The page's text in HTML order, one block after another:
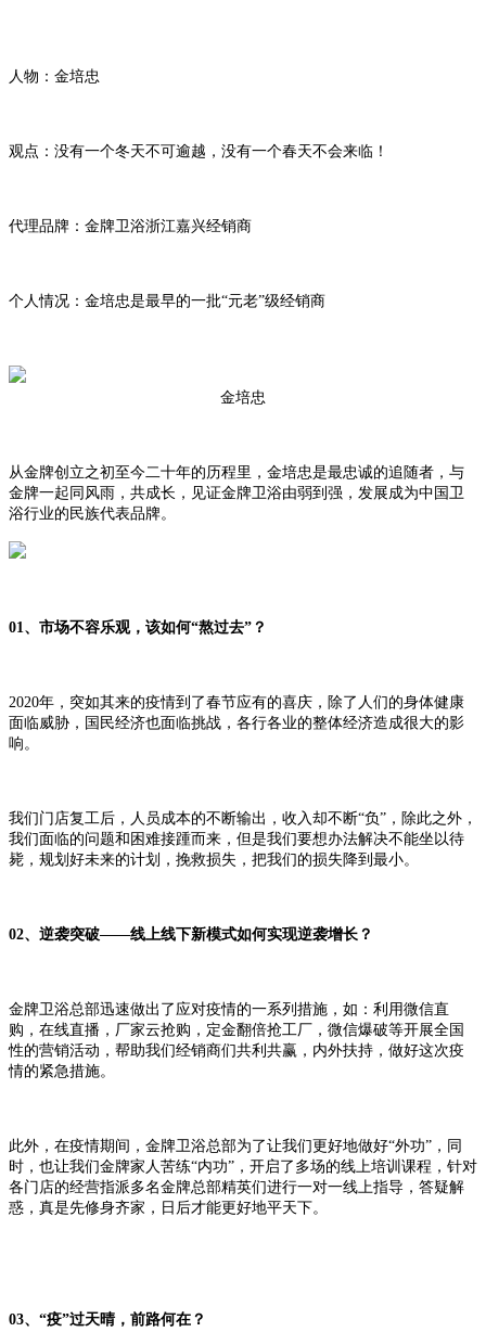
人物 ：金培忠
观点：没有一个冬天不可逾越，没有一个春天不会来临！
代理品牌：金牌卫浴浙江嘉兴经销商
个人情况：金培忠是最早的一批“元老”级经销商
金培忠
从金牌创立之初至今二十年的历程里，金培忠是最忠诚的追随者，与
金牌一起同风雨，共成长，见证金牌卫浴由弱到强，发展成为中国卫
浴行业的民族代表品牌。
01、市场不容乐观，该如何“熬过去”？
2020年，突如其来的疫情到了春节应有的喜庆，除了人们的身体健康
面临威胁，国民经济也面临挑战，各行各业的整体经济造成很大的影
响。
我们门店复工后，人员成本的不断输出，收入却不断“负”，除此之外，
我们面临的问题和困难接踵而来，但是我们要想办法解决不能坐以待
毙，规划好未来的计划，挽救损失，把我们的损失降到最小。
02、逆袭突破——线上线下新模式如何实现逆袭增长？
金牌卫浴总部迅速做出了应对疫情的一系列措施，如：利用微信直
购，在线直播，厂家云抢购，定金翻倍抢工厂，微信爆破等开展全国
性的营销活动，帮助我们经销商们共利共赢，内外扶持，做好这次疫
情的紧急措施。
此外，在疫情期间，金牌卫浴总部为了让我们更好地做好“外功”，同
时，也让我们金牌家人苦练“内功”，开启了多场的线上培训课程，针对
各门店的经营指派多名金牌总部精英们进行一对一线上指导，答疑解
惑，真是先修身齐家，日后才能更好地平天下。
03、“疫”过天晴，前路何在？